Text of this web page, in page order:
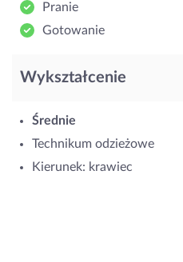
Pranie
Gotowanie
Wykształcenie
Średnie
Technikum odzieżowe
Kierunek: krawiec